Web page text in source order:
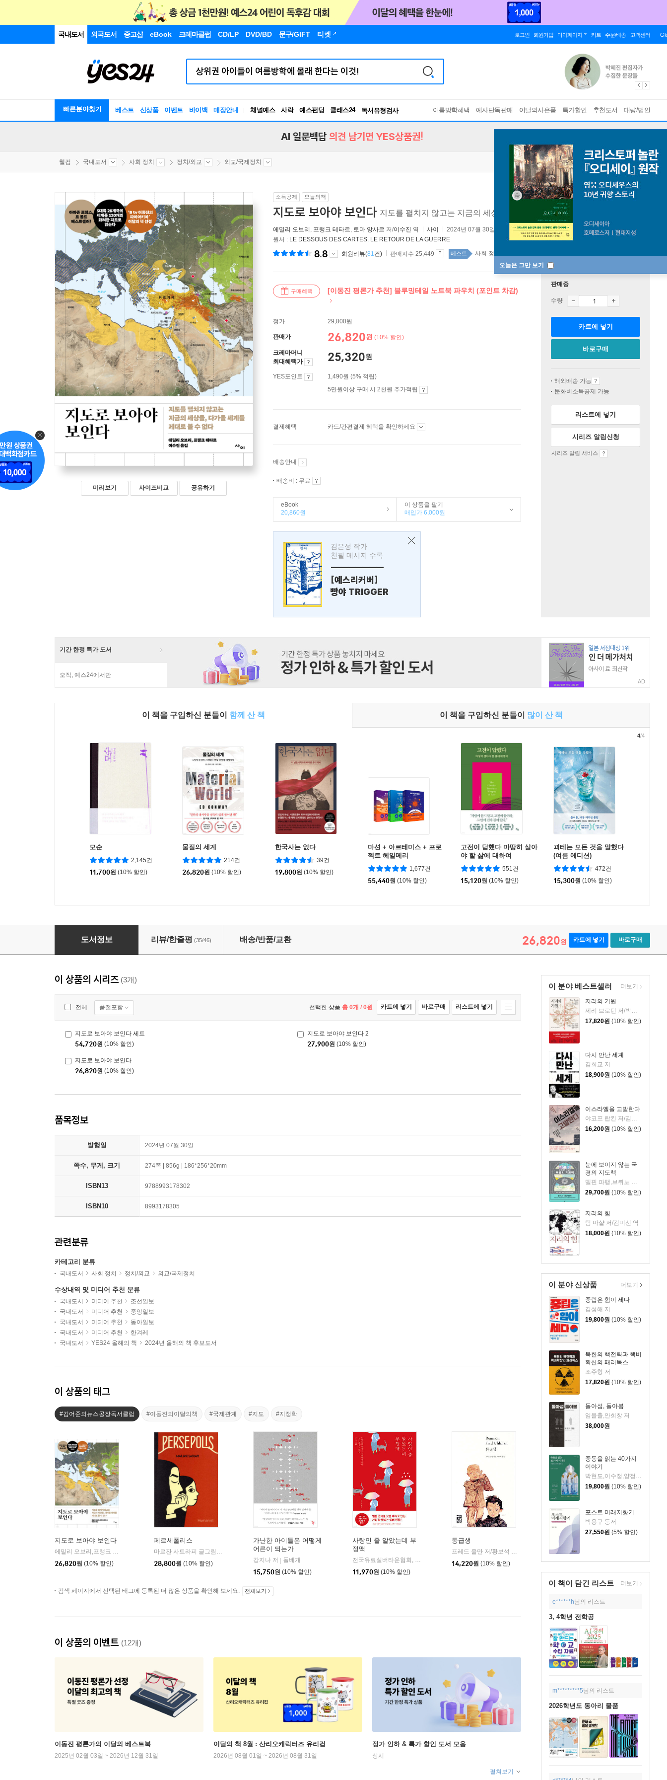
국내도서 외국도서 중고샵 eBook 크레마클럽 CD/LP DVD/BD 문구/GIFT 티켓 로그인 회원가입 마이페이지 카트 주문/배송 고객센터
빠른분야찾기 베스트 신상품 이벤트 바이백 매장안내 채널예스 사락 예스펀딩 클래스24
독서유형검사
RBTI Lab
여름방학혜택 예사단독판매 이달의사은품 특가할인 추천도서 대량/법인
오늘은 그만 보기
AI 일문백답 의견 남기면 YES상품권!
웰컴 국내도서 사회 정치 정치/외교 외교/국제정치
미리보기 사이즈비교 공유하기
소득공제 오늘의책
지도로 보아야 보인다 지도를 펼치지 않고는 지금의 세상을, 다가올 세계를 제대로 볼 수 없다
에밀리 오브리 , 프랭크 테타르, 토마 앙사르 저/이수진 역 사이
2024년 07월 30일
원서 : LE DESSOUS DES CARTES. LE RETOUR DE LA GUERRE
8.8 회원리뷰(81건) 판매지수 25,449 베스트 사회 정치 44위
구매혜택 [이동진 평론가 추천] 블루밍테일 노트북 파우치 (포인트 차감)
정가 29,800원
판매가 26,820원 (10% 할인)
크레마머니
최대혜택가
25,320원
YES포인트
1,490원 (5% 적립)
5만원이상 구매 시 2천원 추가적립
결제혜택 카드/간편결제 혜택을 확인하세요
배송안내
배송비 : 무료
eBook
20,860원
이 상품을 팔기
매입가 6,000원
김은성 작가
친필 메시지 수록
---------------
[예스리커버]
빵야 TRIGGER
판매중
수량
카트에 넣기
바로구매
해외배송 가능
문화비소득공제 가능
리스트에 넣기
시리즈 알림신청
시리즈 알림 서비스
기간 한정 특가 도서
오직, 예스24에서만
AD
이 책을 구입하신 분들이 함께 산 책 이 책을 구입하신 분들이 많이 산 책
모순
2,145건
11,700원 (10% 할인)
물질의 세계
214건
26,820원 (10% 할인)
한국사는 없다
39건
19,800원 (10% 할인)
마션 + 아르테미스 + 프로
젝트 헤일메리
1,677건
55,440원 (10% 할인)
고전이 답했다 마땅히 살아
야 할 삶에 대하여
551건
15,120원 (10% 할인)
괴테는 모든 것을 말했다
(여름 에디션)
472건
15,300원 (10% 할인)
4/4
지도로 보아야 보인다
도서정보 리뷰/한줄평 (35/46) 배송/반품/교환 26,820원 카트에 넣기 바로구매
이 분야 베스트셀러
지리의 기원
제리 브로턴 저/박세연 역
17,820원 (10% 할인)
다시 만난 세계
김희교 저
18,900원 (10% 할인)
이스라엘을 고발한다
16,200원 (10% 할인)
눈에 보이지 않는 국
경의 지도책
29,700원 (10% 할인)
지리의 힘
팀 마샬 저/김미선 역
18,000원 (10% 할인)
더보기
이 분야 신상품
중립은 힘이 세다
김성해 저
19,800원 (10% 할인)
북한의 핵전략과 핵비
확산의 패러독스
조주형 저
17,820원 (10% 할인)
돌아섬, 돌아봄
임을출,안희창 저
38,000원
중동을 읽는 40가지
이야기
19,800원 (10% 할인)
포스트 미래지향기
박용구 등저
27,550원 (5% 할인)
더보기
이 책이 담긴 리스트 더보기
e******h님의 리스트
3, 4학년 전학공
m*********5님의 리스트
2026학년도 동아리 물품
이 상품의 시리즈 (3개)
전체 품절포함 선택한 상품 총 0개 / 0원 카트에 넣기 바로구매 리스트에 넣기
지도로 보아야 보인다 세트
54,720원 (10% 할인)
지도로 보아야 보인다 2
27,900원 (10% 할인)
지도로 보아야 보인다
26,820원 (10% 할인)
품목정보
발행일 2024년 07월 30일
쪽수, 무게, 크기 274쪽 | 856g | 186*256*20mm
ISBN13 9788993178302
ISBN10 8993178305
관련분류
카테고리 분류
국내도서 사회 정치 정치/외교 외교/국제정치
수상내역 및 미디어 추천 분류
국내도서 미디어 추천
조선일보
국내도서
미디어 추천
중앙일보
국내도서
미디어 추천
동아일보
국내도서
미디어 추천
한겨레
국내도서
YES24 올해의 책 2024년 올해의 책 후보도서
이 상품의 태그
#김어준의뉴스공장독서클럽 #이동진의이달의책 #국제관계 #지도 #지정학
지도로 보아야 보인다
에밀리 오브리,프랭크 테타르 공저/이수진 역
사이
26,820원 (10% 할인)
페르세폴리스
마르잔 사트라피 글그림/박언주 역
휴머니스트
28,800원 (10% 할인)
가난한 아이들은 어떻게
어른이 되는가
강지나 저
돌베개
15,750원 (10% 할인)
사랑인 줄 알았는데 부
정맥
전국유료실버타운협회, 포푸라샤 편집부 저/이지수 역
포레스트북스
11,970원 (10% 할인)
동급생
프레드 울만 저/황보석 역
14,220원 (10% 할인)
검색 페이지에서 선택된 태그에 등록된 더 많은 상품을 확인해 보세요. 전체보기
이 상품의 이벤트 (12개)
이동진 평론가의 이달의 베스트북
2025년 02월 03일 ~ 2026년 12월 31일
이달의 책 8월 : 산리오캐릭터즈 유리컵
2026년 08월 01일 ~ 2026년 08월 31일
정가 인하 & 특가 할인 도서 모음
상시
펼쳐보기